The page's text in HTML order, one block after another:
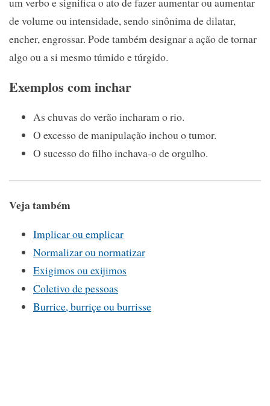
de volume ou intensidade, sendo sinônima de dilatar,
encher, engrossar. Pode também designar a ação de tornar
algo ou a si mesmo túmido e túrgido.
Exemplos com inchar
As chuvas do verão incharam o rio.
O excesso de manipulação inchou o tumor.
O sucesso do filho inchava-o de orgulho.
Veja também
Implicar ou emplicar
Normalizar ou normatizar
Exigimos ou exijimos
Coletivo de pessoas
Burrice, burriçe ou burrisse